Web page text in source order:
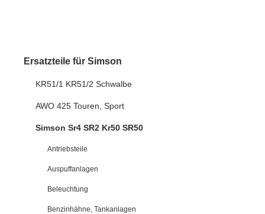
Ersatzteile für Simson
KR51/1 KR51/2 Schwalbe
AWO 425 Touren, Sport
Simson Sr4 SR2 Kr50 SR50
Antriebsteile
Auspuffanlagen
Beleuchtung
Benzinhähne, Tankanlagen